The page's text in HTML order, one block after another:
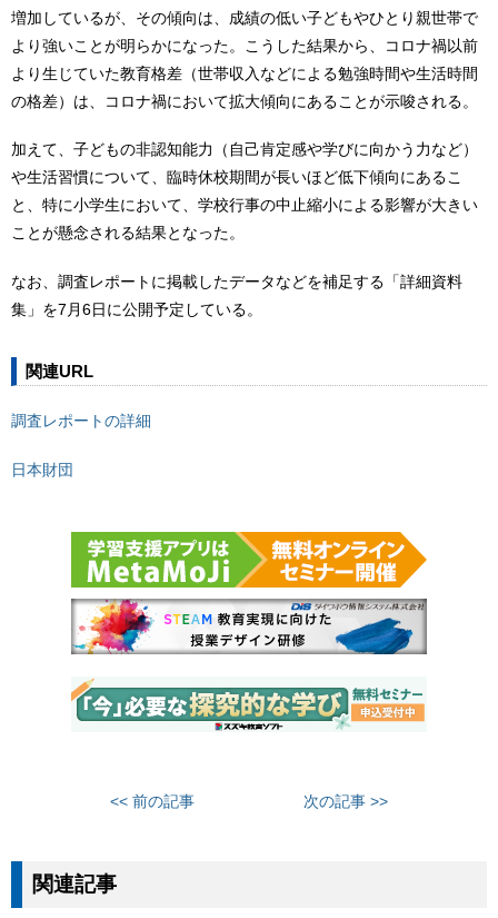
増加しているが、その傾向は、成績の低い子どもやひとり親世帯で
より強いことが明らかになった。こうした結果から、コロナ禍以前
より生じていた教育格差（世帯収入などによる勉強時間や生活時間
の格差）は、コロナ禍において拡大傾向にあることが示唆される。
加えて、子どもの非認知能力（自己肯定感や学びに向かう力など）
や生活習慣について、臨時休校期間が長いほど低下傾向にあるこ
と、特に小学生において、学校行事の中止縮小による影響が大きい
ことが懸念される結果となった。
なお、調査レポートに掲載したデータなどを補足する「詳細資料
集」を7月6日に公開予定している。
関連URL
調査レポートの詳細
日本財団
<< 前の記事 次の記事 >>
関連記事